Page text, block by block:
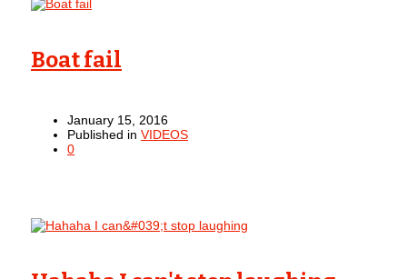
Boat fail
January 15, 2016
Published in VIDEOS
0